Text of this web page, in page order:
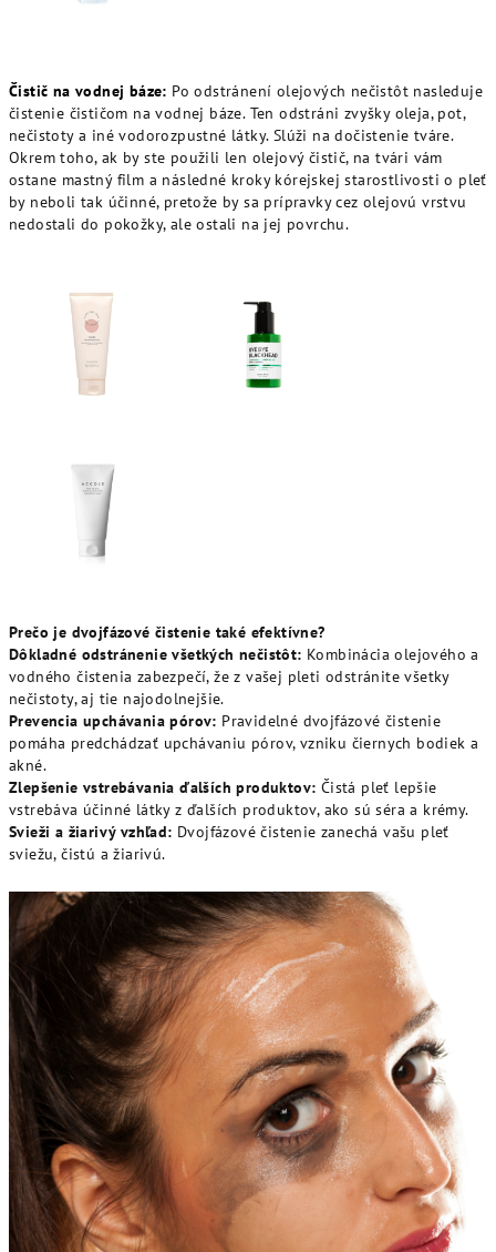
Čistič na vodnej báze: Po odstránení olejových nečistôt nasleduje
čistenie čističom na vodnej báze. Ten odstráni zvyšky oleja, pot,
nečistoty a iné vodorozpustné látky. Slúži na dočistenie tváre.
Okrem toho, ak by ste použili len olejový čistič, na tvári vám
ostane mastný film a následné kroky kórejskej starostlivosti o pleť
by neboli tak účinné, pretože by sa prípravky cez olejovú vrstvu
nedostali do pokožky, ale ostali na jej povrchu.
Prečo je dvojfázové čistenie také efektívne?
Dôkladné odstránenie všetkých nečistôt: Kombinácia olejového a
vodného čistenia zabezpečí, že z vašej pleti odstránite všetky
nečistoty, aj tie najodolnejšie.
Prevencia upchávania pórov: Pravidelné dvojfázové čistenie
pomáha predchádzať upchávaniu pórov, vzniku čiernych bodiek a
akné.
Zlepšenie vstrebávania ďalších produktov: Čistá pleť lepšie
vstrebáva účinné látky z ďalších produktov, ako sú séra a krémy.
Svieži a žiarivý vzhľad: Dvojfázové čistenie zanechá vašu pleť
sviežu, čistú a žiarivú.